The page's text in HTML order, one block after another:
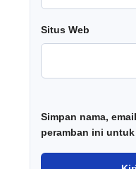
Situs Web
Simpan nama,
peramban ini